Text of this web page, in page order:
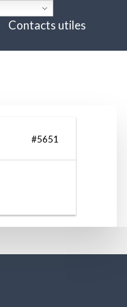
Contacts utiles
EN
#5651